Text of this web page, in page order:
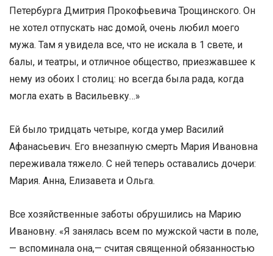
Петербурга Дмитрия Прокофьевича Трощинского. Он
не хотел отпускать нас домой, очень любил моего
мужа. Там я увидела все, что не искала в 1 свете, и
балы, и театры, и отличное общество, приезжавшее к
нему из обоих I столиц: но всегда была рада, когда
могла ехать в Васильевку…»
Ей было тридцать четыре, когда умер Василий
Афанасьевич. Его внезапную смерть Мария Ивановна
переживала тяжело. С ней теперь оставались дочери:
Мария. Анна, Елизавета и Ольга.
Все хозяйственные заботы обрушились на Марию
Ивановну. «Я занялась всем по мужской части в поле,
— вспоминала она,— считая священной обязанностью